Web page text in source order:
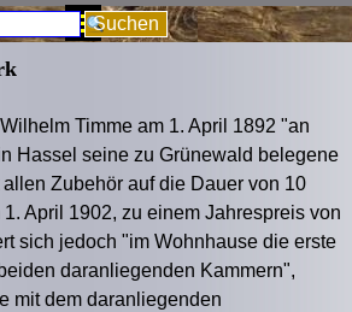
überspringen
Suchen
Timme am 1. April 1892 "an
Hassel seine zu Grünewald belegene
Zubehör auf die Dauer von 10
April 1902, zu einem Jahrespreis von
sich jedoch "im Wohnhause die erste
daranliegenden Kammern",
mit dem daranliegenden